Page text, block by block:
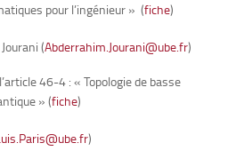
pour l’ingénieur » (fiche)
(Abderrahim.Jourani@ube.fr)
46-4 : « Topologie de basse
» (fiche)
)